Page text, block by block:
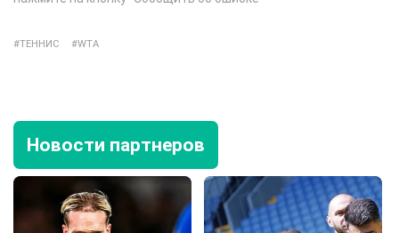
ТЕННИС WTA
Новости партнеров